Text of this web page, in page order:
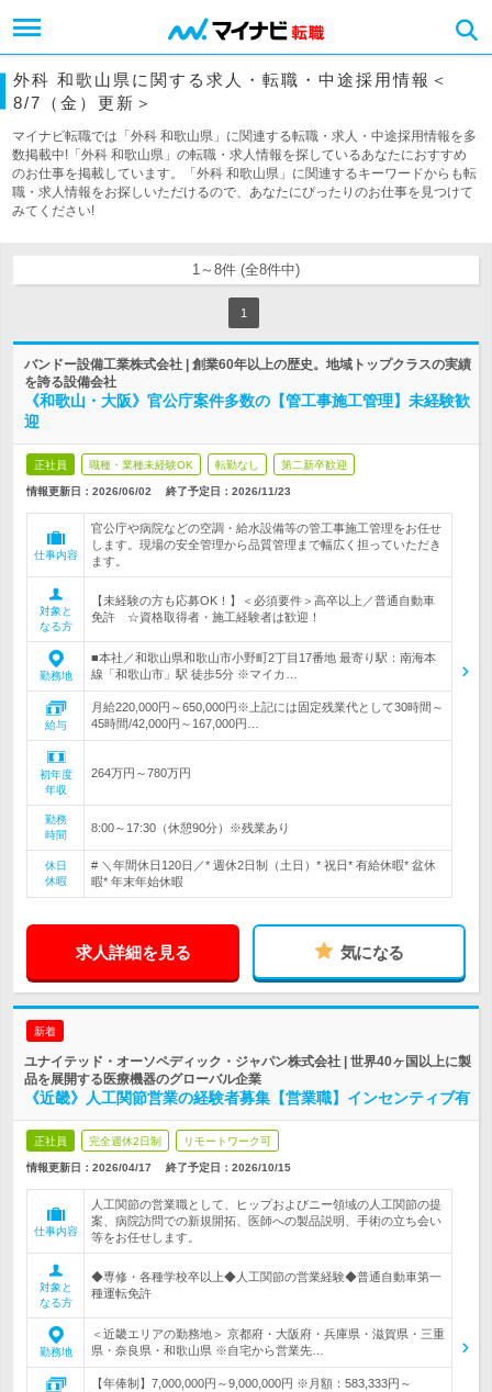
外科 和歌山県に関する求人・転職・中途採用情報＜
8/7（金）更新＞
マイナビ転職では「外科 和歌山県」に関連する転職・求人・中途採用情報を多
数掲載中!「外科 和歌山県」の転職・求人情報を探しているあなたにおすすめ
のお仕事を掲載しています。「外科 和歌山県」に関連するキーワードからも転
職・求人情報をお探しいただけるので、あなたにぴったりのお仕事を見つけて
みてください!
1～8件 (全8件中)
1
バンドー設備工業株式会社 | 創業60年以上の歴史。地域トップクラスの実績
を誇る設備会社
《和歌山・大阪》官公庁案件多数の【管工事施工管理】未経験歓
迎
正社員 職種・業種未経験OK 転勤なし 第二新卒歓迎
情報更新日：2026/06/02 終了予定日： 2026/11/23
仕事内容
官公庁や病院などの空調・給水設備等の管工事施工管理をお任せ
します。現場の安全管理から品質管理まで幅広く担っていただき
ます。
対象と
なる方
【未経験の方も応募OK！】＜必須要件＞高卒以上／普通自動車
免許 ☆資格取得者・施工経験者は歓迎！
勤務地
■本社／和歌山県和歌山市小野町2丁目17番地 最寄り駅：南海本
線「和歌山市」駅 徒歩5分 ※マイカ…
給与
月給220,000円～650,000円※上記には固定残業代として30時間～
45時間/42,000円～167,000円…
初年度
年収
264万円～780万円
勤務
時間
8:00～17:30（休憩90分）※残業あり
休日
休暇
# ＼年間休日120日／* 週休2日制（土日）* 祝日* 有給休暇* 盆休
暇* 年末年始休暇
求人詳細を見る 気になる
新着
ユナイテッド・オーソペディック・ジャパン株式会社 | 世界40ヶ国以上に製
品を展開する医療機器のグローバル企業
《近畿》人工関節営業の経験者募集【営業職】インセンティブ有
正社員 完全週休2日制 リモートワーク可
情報更新日：2026/04/17 終了予定日： 2026/10/15
仕事内容
人工関節の営業職として、ヒップおよびニー領域の人工関節の提
案、病院訪問での新規開拓、医師への製品説明、手術の立ち会い
等をお任せします。
対象と
なる方
◆専修・各種学校卒以上◆人工関節の営業経験◆普通自動車第一
種運転免許
勤務地
＜近畿エリアの勤務地＞ 京都府・大阪府・兵庫県・滋賀県・三重
県・奈良県・和歌山県 ※自宅から営業先…
【年俸制】7,000,000円～9,000,000円 ※月額：583,333円～